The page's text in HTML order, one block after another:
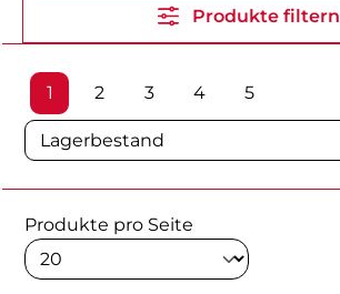
Produkte filtern
Seite
1 Seite
2 Seite
3 Seite
4 Seite
5
Produkte pro Seite